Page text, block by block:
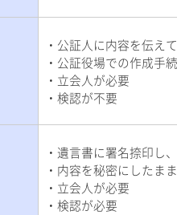
・公証人に内容を伝え
・公証役場での作成手
・立会人が必要
・検認が不要
・遺言書に署名捺印し
・内容を秘密にしたま
・立会人が必要
・検認が必要